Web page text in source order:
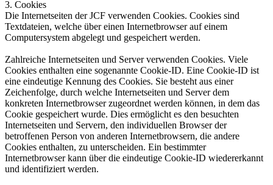
3. Cookies
Die Internetseiten der JCF verwenden Cookies. Cookies sind
Textdateien, welche über einen Internetbrowser auf einem
Computersystem abgelegt und gespeichert werden.
Zahlreiche Internetseiten und Server verwenden Cookies. Viele
Cookies enthalten eine sogenannte Cookie-ID. Eine Cookie-ID ist
eine eindeutige Kennung des Cookies. Sie besteht aus einer
Zeichenfolge, durch welche Internetseiten und Server dem
konkreten Internetbrowser zugeordnet werden können, in dem das
Cookie gespeichert wurde. Dies ermöglicht es den besuchten
Internetseiten und Servern, den individuellen Browser der
betroffenen Person von anderen Internetbrowsern, die andere
Cookies enthalten, zu unterscheiden. Ein bestimmter
Internetbrowser kann über die eindeutige Cookie-ID wiedererkannt
und identifiziert werden.